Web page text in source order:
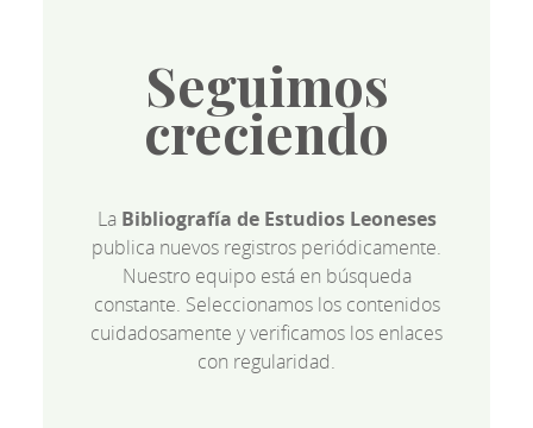
Seguimos
creciendo
La Bibliografía de Estudios Leoneses
publica nuevos registros periódicamente.
Nuestro equipo está en búsqueda
constante. Seleccionamos los contenidos
cuidadosamente y verificamos los enlaces
con regularidad.